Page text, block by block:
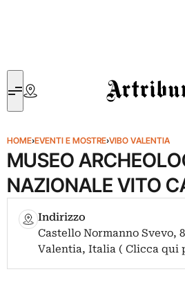
Artribune
HOME›EVENTI E MOSTRE›VIBO VALENTIA
MUSEO
NAZIONALE VITO
Indirizzo
Castello Normanno Svevo,
Valentia, Italia ( Clicca qui